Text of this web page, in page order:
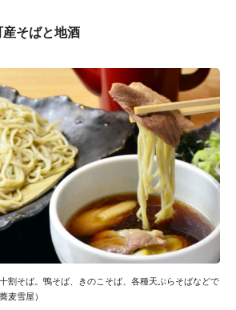
そばと地酒
割そば。鴨そば、きのこそば、各種天ぷらそばなどで
麦雪屋）